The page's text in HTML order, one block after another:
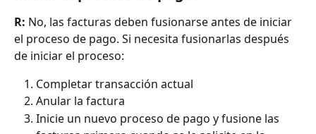
R: No, las facturas deben fusionarse antes de iniciar
el proceso de pago. Si necesita fusionarlas después
de iniciar el proceso:
Completar transacción actual
Anular la factura
Inicie un nuevo proceso de pago y fusione las